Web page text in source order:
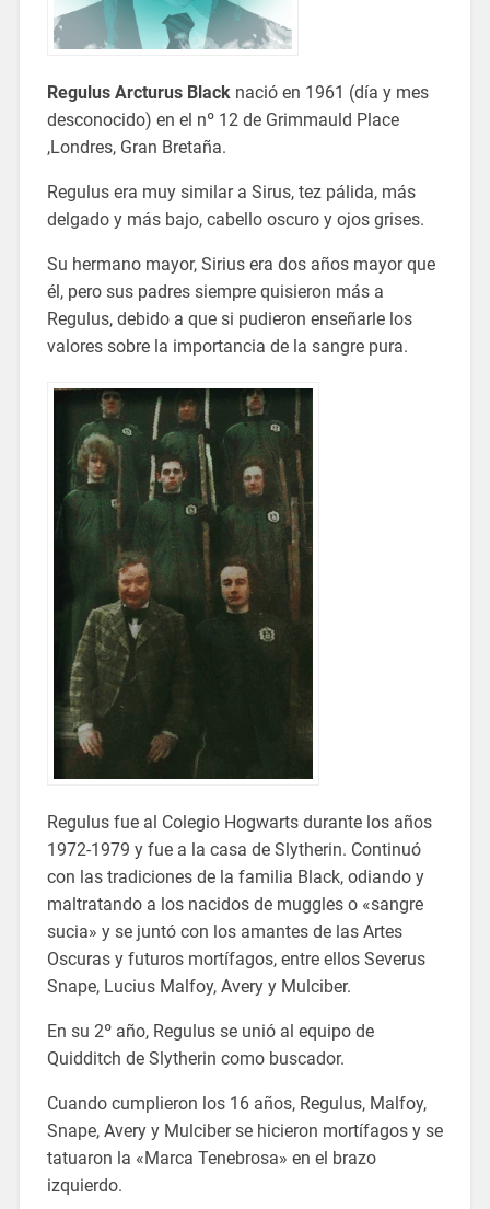
Regulus Arcturus Black nació en 1961 (día y mes
desconocido) en el nº 12 de Grimmauld Place
,Londres, Gran Bretaña.
Regulus era muy similar a Sirus, tez pálida, más
delgado y más bajo, cabello oscuro y ojos grises.
Su hermano mayor, Sirius era dos años mayor que
él, pero sus padres siempre quisieron más a
Regulus, debido a que si pudieron enseñarle los
valores sobre la importancia de la sangre pura.
Regulus fue al Colegio Hogwarts durante los años
1972-1979 y fue a la casa de Slytherin. Continuó
con las tradiciones de la familia Black, odiando y
maltratando a los nacidos de muggles o «sangre
sucia» y se juntó con los amantes de las Artes
Oscuras y futuros mortífagos, entre ellos Severus
Snape, Lucius Malfoy, Avery y Mulciber.
En su 2º año, Regulus se unió al equipo de
Quidditch de Slytherin como buscador.
Cuando cumplieron los 16 años, Regulus, Malfoy,
Snape, Avery y Mulciber se hicieron mortífagos y se
tatuaron la «Marca Tenebrosa» en el brazo
izquierdo.